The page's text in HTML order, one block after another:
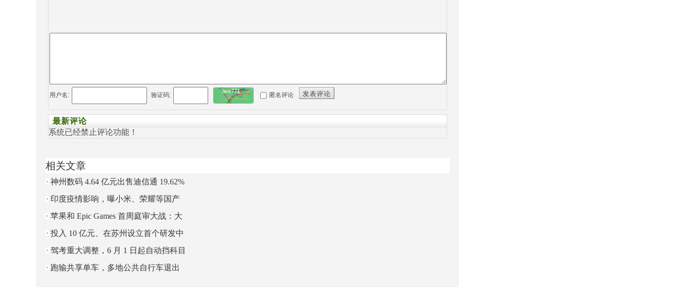
用户名: 验证码: 匿名评论 发表评论
最新评论
系统已经禁止评论功能！
相关文章
神州数码 4.64 亿元出售迪信通 19.62%
股权
印度疫情影响，曝小米、荣耀等国产
手机厂商下调出货目标 20%~40%
苹果和 Epic Games 首周庭审大战：大
量商业秘密被披露
投入 10 亿元、在苏州设立首个研发中
心，百度李彦宏正在实现 25
驾考重大调整，6 月 1 日起自动挡科目
二考试减少为 4 项：取消
跑输共享单车，多地公共自行车退出